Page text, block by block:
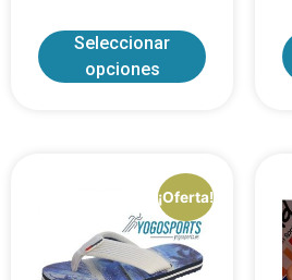
Seleccionar
opciones
¡Oferta!